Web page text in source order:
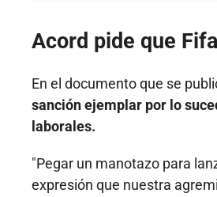
Acord pide que
En el documento que se
sanción ejemplar por lo
laborales.
"Pegar un manotazo para
expresión que nuestra